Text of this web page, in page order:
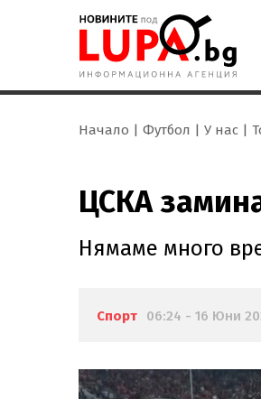
Начало Футбол У нас
ЦСКА
Нямаме много
Спорт 06:24 - 16 Юни